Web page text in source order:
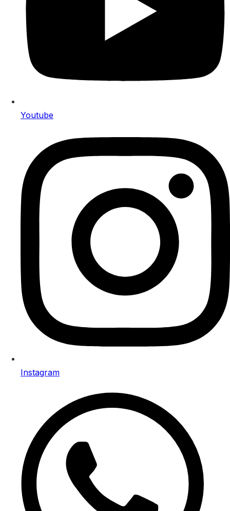
Youtube
Instagram